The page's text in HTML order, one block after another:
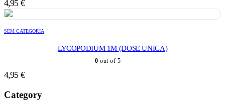
4,95 €
SEM CATEGORIA
LYCOPODIUM 1M (DOSE UNICA)
0 out of 5
4,95 €
Category